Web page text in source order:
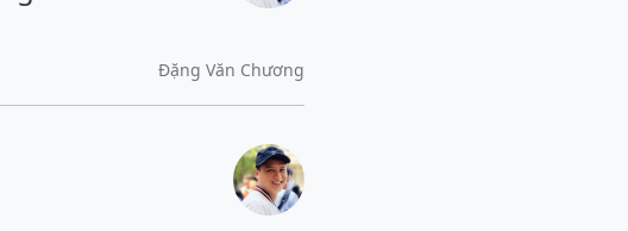
Đặng Văn Chương